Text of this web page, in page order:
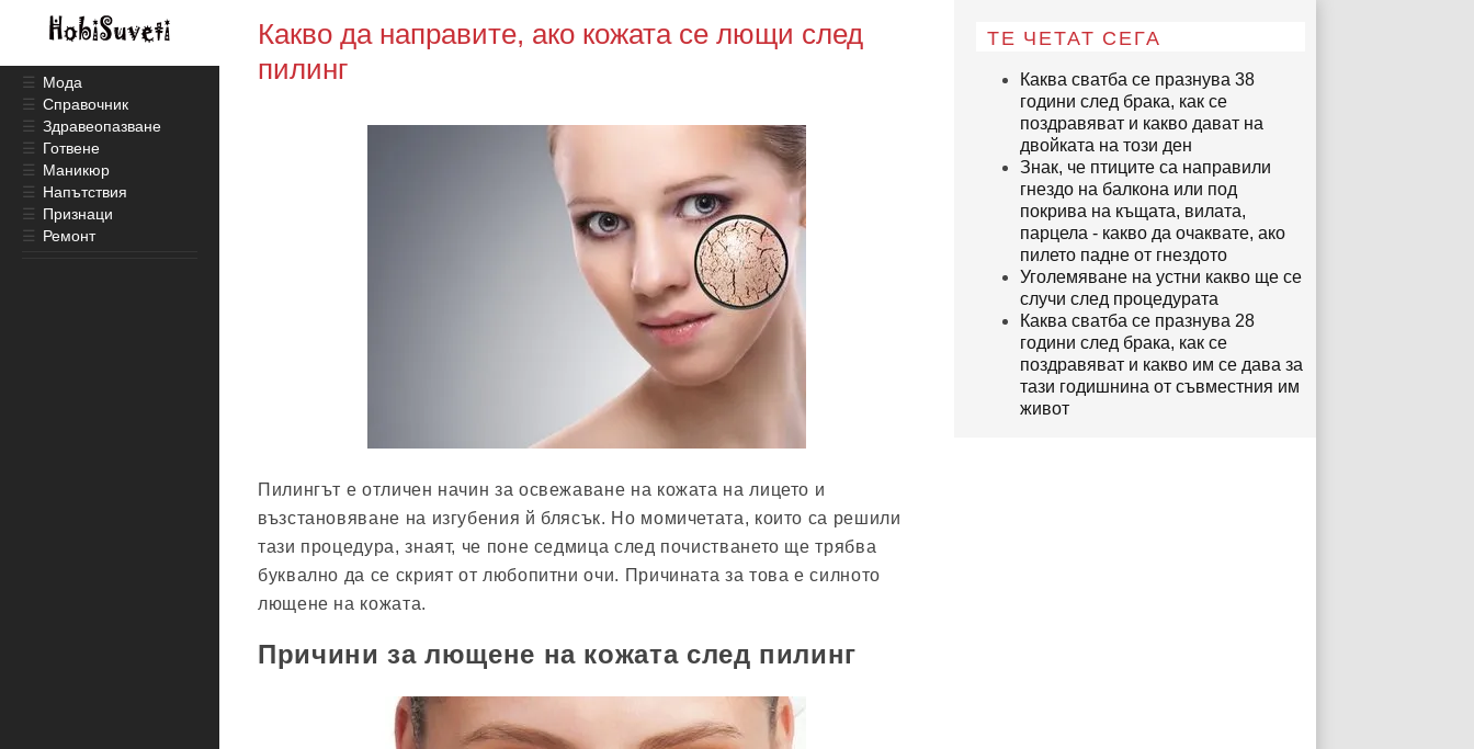
Какво да направите, ако кожата се лющи след
пилинг
Пилингът е отличен начин за освежаване на кожата на лицето и
възстановяване на изгубения й блясък. Но момичетата, които са решили
тази процедура, знаят, че поне седмица след почистването ще трябва
буквално да се скрият от любопитни очи. Причината за това е силното
лющене на кожата.
Причини за лющене на кожата след пилинг
ТЕ ЧЕТАТ СЕГА
Каква сватба се празнува 38
години след брака, как се
поздравяват и какво дават на
двойката на този ден
Знак, че птиците са направили
гнездо на балкона или под
покрива на къщата, вилата,
парцела - какво да очаквате, ако
пилето падне от гнездото
Уголемяване на устни какво ще се
случи след процедурата
Каква сватба се празнува 28
години след брака, как се
поздравяват и какво им се дава за
тази годишнина от съвместния им
живот
☰ Мода
☰ Справочник
☰ Здравеопазване
☰ Готвене
☰ Маникюр
☰ Напътствия
☰ Признаци
☰ Ремонт